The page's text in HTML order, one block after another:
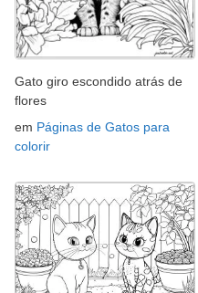
Gato giro escondido atrás de
flores
em Páginas de Gatos para
colorir